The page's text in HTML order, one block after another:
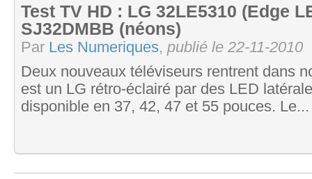
Test TV HD : LG 32LE5310 (Edge
SJ32DMBB (néons)
Par Les Numeriques, publié le 22-11-2010
Deux nouveaux téléviseurs rentrent dans
est un LG rétro-éclairé par des LED
disponible en 37, 42, 47 et 55 pouces. Le...